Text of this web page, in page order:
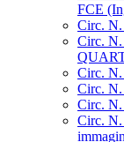
FCE
Circ. N.
Circ. N.
Circ. N.
Circ. N.
Circ. N.
Circ. N.